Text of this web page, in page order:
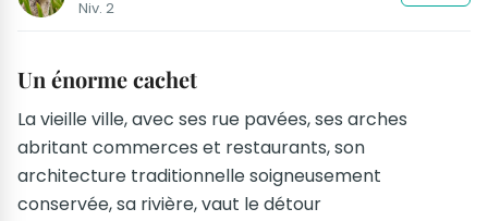
Niv. 2
Un énorme cachet
La vieille ville, avec ses rue pavées, ses arches
abritant commerces et restaurants, son
architecture traditionnelle soigneusement
conservée, sa rivière, vaut le détour